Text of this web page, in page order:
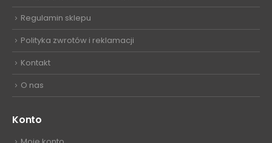
Regulamin sklepu
Polityka zwrotów i reklamacji
Kontakt
O nas
Konto